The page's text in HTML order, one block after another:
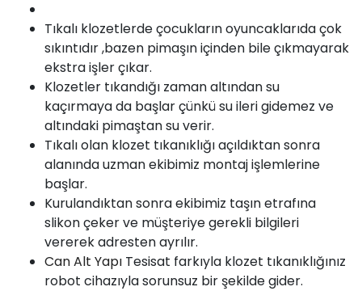
Tıkalı klozetlerde çocukların oyuncaklarıda çok
sıkıntıdır ,bazen pimaşın içinden bile çıkmayarak
ekstra işler çıkar.
Klozetler tıkandığı zaman altından su
kaçırmaya da başlar çünkü su ileri gidemez ve
altındaki pimaştan su verir.
Tıkalı olan klozet tıkanıklığı açıldıktan sonra
alanında uzman ekibimiz montaj işlemlerine
başlar.
Kurulandıktan sonra ekibimiz taşın etrafına
slikon çeker ve müşteriye gerekli bilgileri
vererek adresten ayrılır.
Can Alt Yapı Tesisat farkıyla klozet tıkanıklığınız
robot cihazıyla sorunsuz bir şekilde gider.